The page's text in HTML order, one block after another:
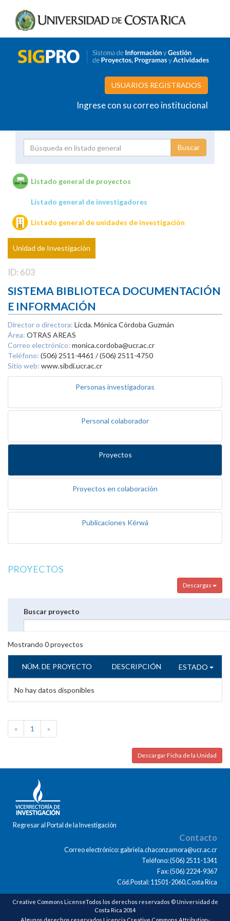
USUARIOS REGISTRADOS
Ingrese con su correo institucional
Unidades de investigación
Listado general de proyectos
Listado general de investigadores
Listado general de unidades de investigación
Unidad de Investigación
ID: 603
SISTEMA BIBLIOTECA DOCUMENTACIÓN
E INFORMACIÓN
Director o directora: Licda. Mónica Córdoba Guzmán
Área: OTRAS AREAS
Correo electrónico: monica.cordoba@ucr.ac.cr
Teléfono: (506) 2511-4461 / (506) 2511-4750
Sitio web: www.sibdi.ucr.ac.cr
Personas investigadoras
Personal colaborador
Proyectos
Proyectos en colaboración
Publicaciones Kérwá
PROYECTOS
Descargas
Buscar proyecto
Mostrando 0proyectos
NÚM. DE PROYECTO DESCRIPCIÓN ESTADO
No hay datos disponibles
« 1 »
Descargar Ficha de la Unidad
Regresar al Portal de la Investigación
Contacto
Correo electrónico: gabriela.chaconzamora@ucr.ac.cr
Teléfono: (506) 2511-1341
Fax: (506) 2224-9367
Cód.Postal: 11501-2060,Costa Rica
Creative Commons LicenseTodos los derechos reservados © Universidad de
Costa Rica 2014